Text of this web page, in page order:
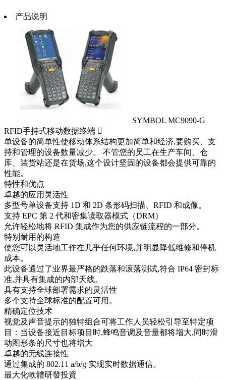
产品说明
SYMBOL MC9090-G
RFID手持式移动数据终端 
单设备的简单性使移动体系结构更加简单和经济,要购买、支
持和管理的设备数量减少。 不管您的员工在生产车间、仓
库、装货站还是在货场,这个设计坚固的设备都会提供可靠的
性能。
特性和优点
卓越的应用灵活性
多型号单设备支持 1D 和 2D 条形码扫描、RFID 和成像。
支持 EPC 第 2 代和密集读取器模式（DRM）
允许轻松地将 RFID 集成作为您的供应链流程的一部分。
特别耐用的构造
使您可以灵活地工作在几乎任何环境,并明显降低维修和停机
成本。
此设备通过了业界最严格的跌落和滚落测试,符合 IP64 密封标
准,并具有集成的内部天线。
具有支持全球部署需求的灵活性
多个支持全球标准的配置可用。
精确定位技术
视觉及声音提示的独特组合可将工作人员轻松引导至特定项
目：当设备接近目标项目时,蜂鸣音调及音量都将增大,同时滑
动图形条的尺寸也将增大
卓越的无线连接性
通过集成的 802.11 a/b/g 实现实时数据通信。
最大化軟體研發投資